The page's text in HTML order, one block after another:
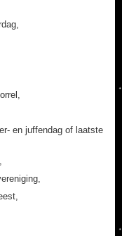
en juffendag of laatste